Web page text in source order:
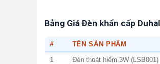
Bảng Giá Đèn khẩn cấp
# TÊN SẢN PHẨM
1 Đèn thoát hiểm 3W (LSB001)